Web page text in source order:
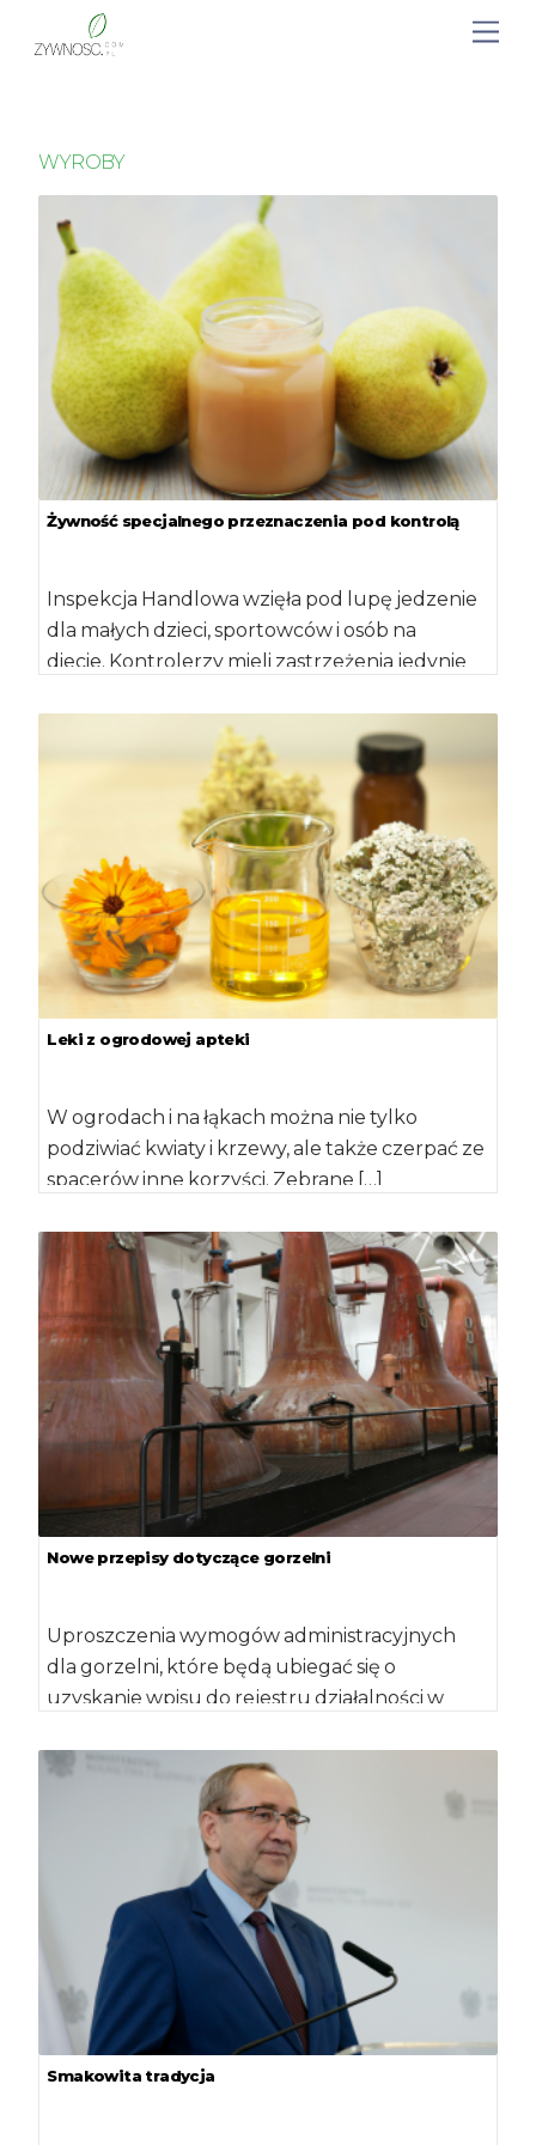
WYROBY
Żywność specjalnego przeznaczenia pod kontrolą
Inspekcja Handlowa wzięła pod lupę jedzenie
dla małych dzieci, sportowców i osób na
diecie. Kontrolerzy mieli zastrzeżenia jedynie
Leki z ogrodowej apteki
W ogrodach i na łąkach można nie tylko
podziwiać kwiaty i krzewy, ale także czerpać ze
spacerów inne korzyści. Zebrane […]
Nowe przepisy dotyczące gorzelni
Uproszczenia wymogów administracyjnych
dla gorzelni, które będą ubiegać się o
uzyskanie wpisu do rejestru działalności w
Smakowita tradycja